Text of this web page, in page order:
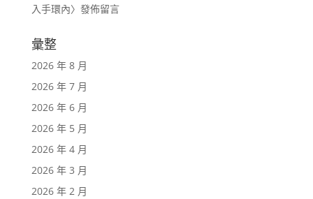
入手環內〉發佈留言
彙整
2026 年 8 月
2026 年 7 月
2026 年 6 月
2026 年 5 月
2026 年 4 月
2026 年 3 月
2026 年 2 月